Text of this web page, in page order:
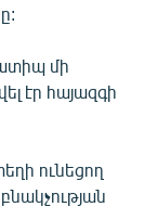
մի
էր հայազգի
ունեցող